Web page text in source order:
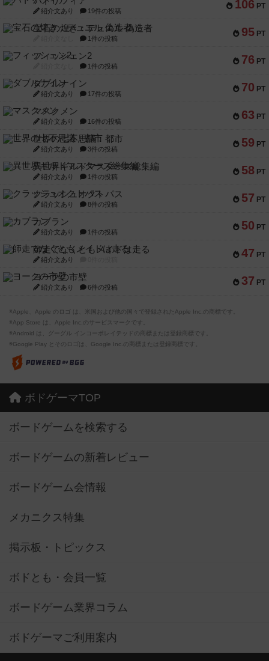
106 PT
紹介文あり 19件の投稿
95 PT
宝石の煌き：デュエル 偽造者
1件の投稿
76 PT
フィッシェン2
1件の投稿
70 PT
ダブルナイン
紹介文あり 17件の投稿
63 PT
マスクメン
紹介文あり 16件の投稿
59 PT
世界の七不思議：都市
紹介文あり 3件の投稿
58 PT
異世界ギルドマスターズ総集編
紹介文あり 1件の投稿
57 PT
クラッシュオクトパス
紹介文あり 8件の投稿
50 PT
カブラン
紹介文あり 1件の投稿
47 PT
師走でなくともメイドは走る
紹介文あり
37 PT
ヨークの市壁
紹介文あり 6件の投稿
※Apple、Apple のロゴ は、米国および他の国々で登録されたApple Inc.の商標です。
※App Store は、Apple Inc.のサービスマークです。
※Android は、グーグル インコーポレイテッドの商標または登録商標です。
※Google Play とそのロゴは、Google Inc.の商標または登録商標です。
ボドゲーマTOP
ボードゲームを検索する
ボードゲームの新着レビュー
ボードゲーム会情報
メカニクス特集
掲示板・トピックス
ボドとも・会員一覧
ボードゲーム業界コラム
ボドゲーマご利用案内